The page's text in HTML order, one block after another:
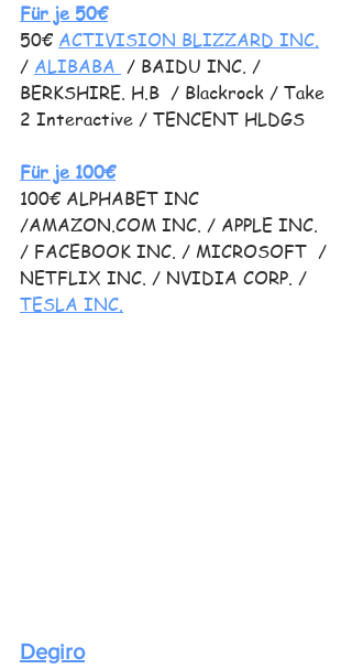
Für je 50€
50€ ACTIVISION BLIZZARD INC.
/ ALIBABA / BAIDU INC. /
BERKSHIRE. H.B  / Blackrock / Take
2 Interactive / TENCENT HLDGS
Für je 100€
100€ ALPHABET INC
/AMAZON.COM INC. / APPLE INC.
/ FACEBOOK INC. / MICROSOFT  /
NETFLIX INC. / NVIDIA CORP. /
TESLA INC.
Degiro